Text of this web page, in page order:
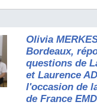
Olivia
Bordeaux,
questions de
et Laurence
l'occasion de
de France